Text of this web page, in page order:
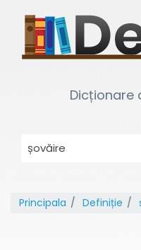
Dicționare
Principala Definiție